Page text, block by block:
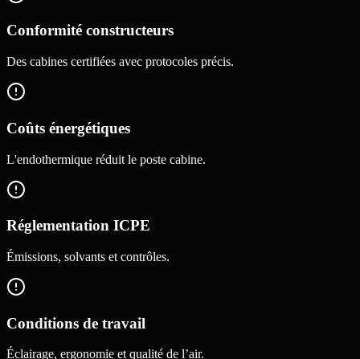
Conformité constructeurs
Des cabines certifiées avec protocoles précis.
Coûts énergétiques
L'endothermique réduit le poste cabine.
Réglementation ICPE
Émissions, solvants et contrôles.
Conditions de travail
Éclairage, ergonomie et qualité de l’air.